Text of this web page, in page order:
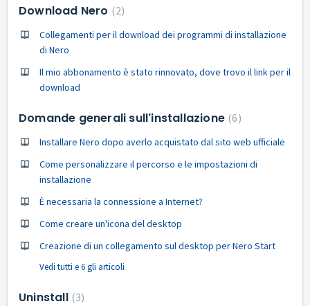
Download Nero 2
Collegamenti per il download dei programmi di installazione
di Nero
Il mio abbonamento è stato rinnovato, dove trovo il link per il
download
Domande generali sull'installazione 6
Installare Nero dopo averlo acquistato dal sito web ufficiale
Come personalizzare il percorso e le impostazioni di
installazione
È necessaria la connessione a Internet?
Come creare un'icona del desktop
Creazione di un collegamento sul desktop per Nero Start
Vedi tutti e 6 gli articoli
Uninstall 3